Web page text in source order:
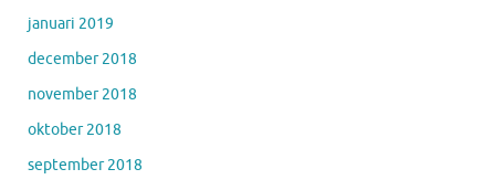
januari 2019
december 2018
november 2018
oktober 2018
september 2018